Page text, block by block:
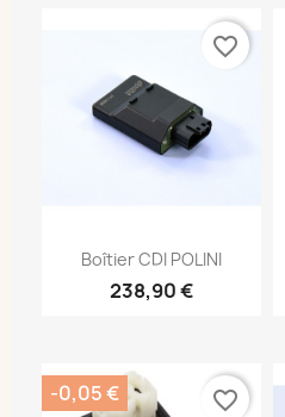
Boîtier CDI POLINI
238,90 €
favorite_border
-0,05 € favorite_border